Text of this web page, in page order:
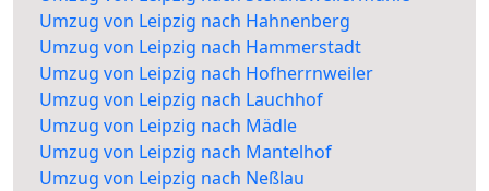
Umzug von Leipzig nach Hahnenberg
Umzug von Leipzig nach Hammerstadt
Umzug von Leipzig nach Hofherrnweiler
Umzug von Leipzig nach Lauchhof
Umzug von Leipzig nach Mädle
Umzug von Leipzig nach Mantelhof
Umzug von Leipzig nach Neßlau